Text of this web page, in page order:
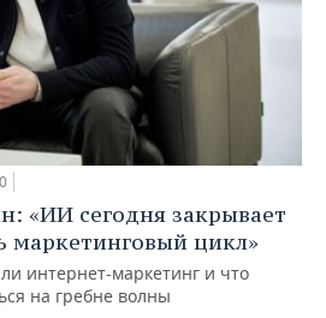
«ИИ сегодня закрывает
маркетинговый цикл»
интернет-маркетинг и что
на гребне волны